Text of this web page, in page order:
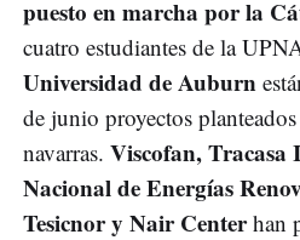
puesto en marcha por la
cuatro estudiantes de la
Universidad de Auburn
de junio proyectos
navarras. Viscofan,
Nacional de Energías
Tesicnor y Nair Centerhan